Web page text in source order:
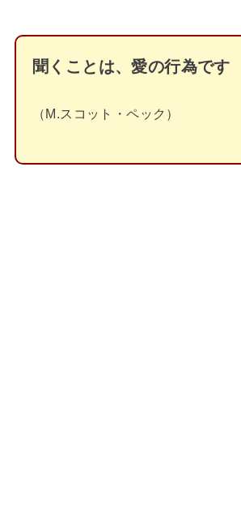
聞くことは、愛の行為です
（M.スコット・ペック）